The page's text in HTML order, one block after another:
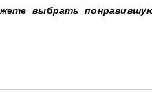
выбрать